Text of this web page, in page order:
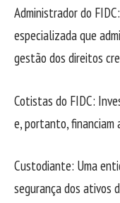
Administrador do
especializada que
gestão dos direitos
Cotistas do FIDC:
e, portanto, financiam
Custodiante: Uma
segurança dos ativos